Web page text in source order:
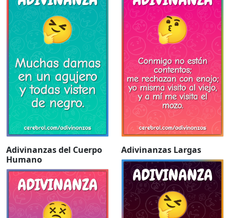
Adivinanzas del Cuerpo
Humano
Adivinanzas Largas